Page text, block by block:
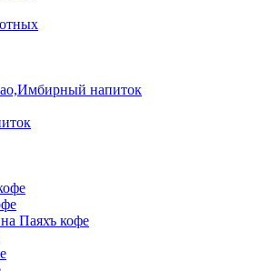
напиток
Паяхъ кофе